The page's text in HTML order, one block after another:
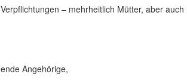
– mehrheitlich Mütter, aber
Angehörige,